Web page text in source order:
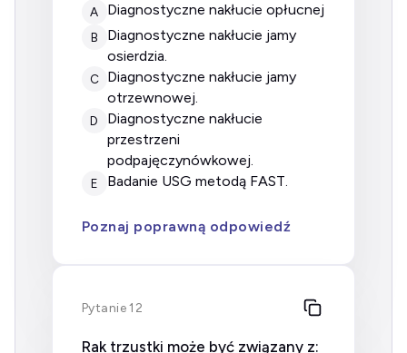
A diagnostyczne nakłucie opłucnej
B
diagnostyczne nakłucie jamy
osierdzia.
C
diagnostyczne nakłucie jamy
otrzewnowej.
D
diagnostyczne nakłucie
przestrzeni
podpajęczynówkowej.
E badanie USG metodą FAST.
Poznaj poprawną odpowiedź
Pytanie 12
Rak trzustki może być związany z: